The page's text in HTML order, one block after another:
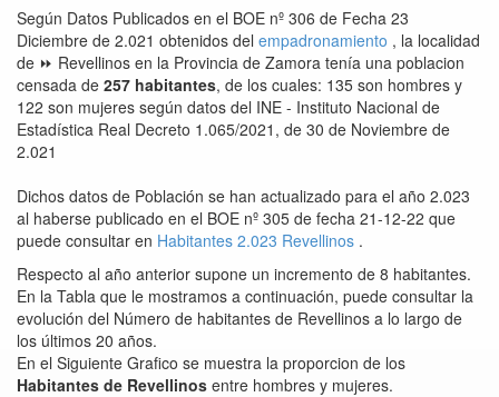
Según Datos Publicados en el BOE nº 306 de Fecha 23
Diciembre de 2.021 obtenidos del empadronamiento , la localidad
de ⏩ Revellinos en la Provincia de Zamora tenía una poblacion
censada de 257 habitantes, de los cuales: 135 son hombres y
122 son mujeres según datos del INE - Instituto Nacional de
Estadística Real Decreto 1.065/2021, de 30 de Noviembre de
2.021
Dichos datos de Población se han actualizado para el año 2.023
al haberse publicado en el BOE nº 305 de fecha 21-12-22 que
puede consultar en Habitantes 2.023 Revellinos .
Respecto al año anterior supone un incremento de 8 habitantes.
En la Tabla que le mostramos a continuación, puede consultar la
evolución del Número de habitantes de Revellinos a lo largo de
los últimos 20 años.
En el Siguiente Grafico se muestra la proporcion de los
Habitantes de Revellinos entre hombres y mujeres.